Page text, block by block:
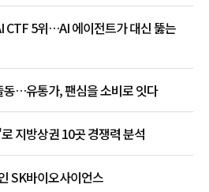
CTF 5위…AI 에이전트가 대신 뚫는
동…유통가, 팬심을 소비로 잇다
지방상권 10곳 경쟁력 분석
SK바이오사이언스